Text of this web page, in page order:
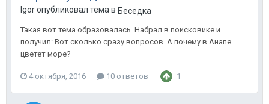
Igor опубликовал тема в Беседка
Такая вот тема образовалась. Набрал в поисковике и
получил: Вот сколько сразу вопросов. А почему в Анапе
цветет море?
4 октября, 2016 10 ответов 1